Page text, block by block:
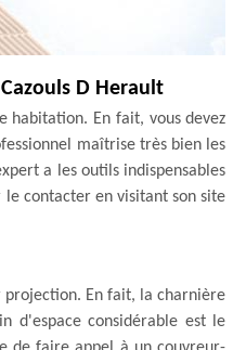
D Herault
habitation. En fait, vous devez
maîtrise très bien les
a les outils indispensables
contacter en visitant son site
projection. En fait, la charnière
d'espace considérable est le